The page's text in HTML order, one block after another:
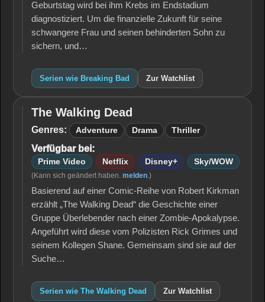
Geburtstag wird bei ihm Krebs im Endstadium
diagnostiziert. Um die finanzielle Zukunft für seine
schwangere Frau und seinen behinderten Sohn zu
sichern, und…
Serien wie Breaking Bad Zur Watchlist
The
Walking
The Walking Dead
Genres: Adventure Drama Thriller
Verfügbar bei:
Prime Video Netflix Disney+ Sky/WOW
(Kann sich geändert haben. melden.)
Basierend auf einer Comic-Reihe von Robert Kirkman
erzählt „The Walking Dead“ die Geschichte einer
Gruppe Überlebender nach einer Zombie-Apokalypse.
Angeführt wird diese vom Polizisten Rick Grimes und
seinem Kollegen Shane. Gemeinsam sind sie auf der
Suche…
Serien wie The Walking Dead Zur Watchlist